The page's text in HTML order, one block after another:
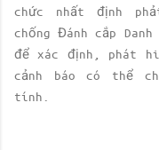
chức nhất định
chống Đánh cắp
để xác định, phát
cảnh báo có thể
tính.